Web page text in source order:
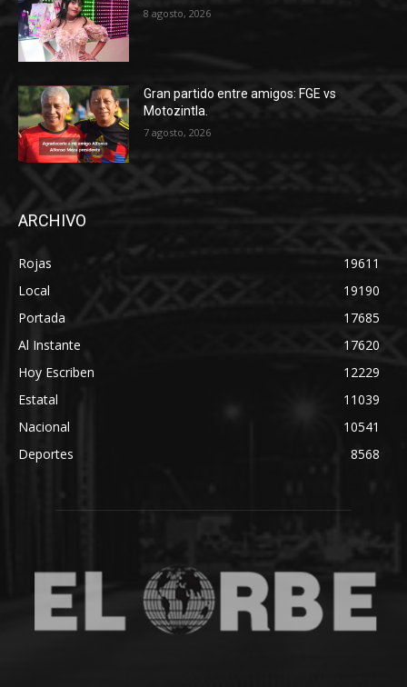
8 agosto, 2026
Gran partido entre amigos: FGE vs
Motozintla.
7 agosto, 2026
ARCHIVO
Rojas
19611
Local
19190
Portada
17685
Al Instante
17620
Hoy Escriben
12229
Estatal
11039
Nacional
10541
Deportes
8568